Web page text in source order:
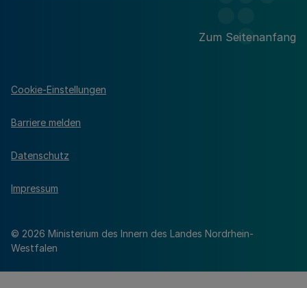
Zum Seitenanfang
© 2026 Ministerium des Innern des Landes Nordrhein-
Westfalen
Cookie-Einstellungen
Barriere melden
Datenschutz
Impressum